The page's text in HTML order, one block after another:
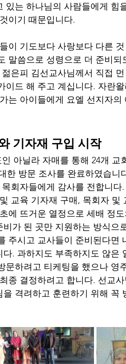
있는 하나님의 사람들에게 힘
이기 때문입니다.
이 기도보다 사랑보다 다른
말씀으로 성령으로 더 준비되
은피 김선교사님께서 직접
이드 해 주고 계십니다. 자란
는 아이들에게 요엘 선지자의
기자재 구입 시작
아닐라 자매를 통해 24개 교
한 방문 조사를 완료하였습니
회자들에게 감사를 전합니다
교육 기자재 구매, 목회자 및
에 뜨거운 열정으로 세배 정
가 된 곳만 지원하는 방식으
주시고 교사들이 준비된다면
. 과하지도 부족하지도 않은
문하려고 티케팅을 했으나 영
종 결정하려고 합니다. 선교
격려하고 훈련하기 위해 꼭